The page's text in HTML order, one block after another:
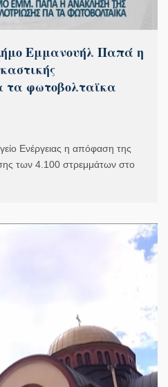
Εμμανουήλ Παπά η
τα φωτοβολταϊκα
Ενέργειας η απόφαση της
των 4.100 στρεμμάτων στο